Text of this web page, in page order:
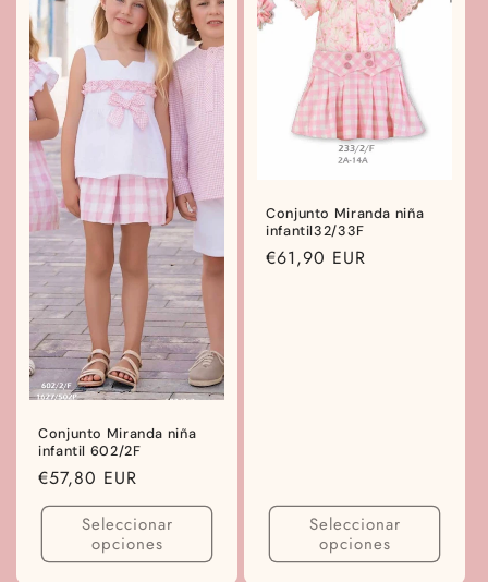
Conjunto Miranda niña
infantil 602/2F
Precio
habitual
€57,80 EUR
Seleccionar
opciones
Conjunto Miranda niña
infantil32/33F
Precio
€61,90 EUR
Seleccionar
opciones